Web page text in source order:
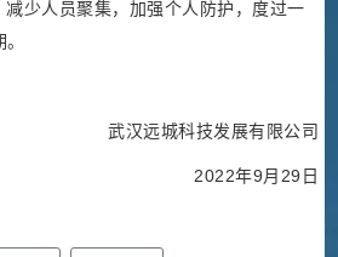
少人员聚集，加强个人防护，度过一
武汉远城科技发展有限公司
2022年9月29日